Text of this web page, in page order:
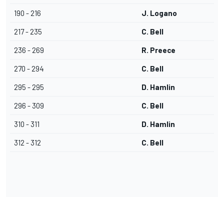
190 - 216 J. Logano
217 - 235 C. Bell
236 - 269 R. Preece
270 - 294 C. Bell
295 - 295 D. Hamlin
296 - 309 C. Bell
310 - 311 D. Hamlin
312 - 312 C. Bell